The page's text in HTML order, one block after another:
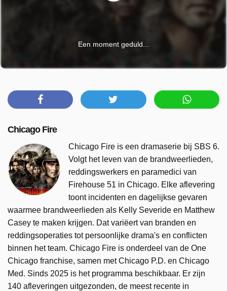
Een moment geduld...
Chicago Fire
Chicago Fire is een dramaserie bij SBS 6.
Volgt het leven van de brandweerlieden,
reddingswerkers en paramedici van
Firehouse 51 in Chicago. Elke aflevering
toont incidenten en dagelijkse gevaren
waarmee brandweerlieden als Kelly Severide en Matthew
Casey te maken krijgen. Dat variëert van branden en
reddingsoperaties tot persoonlijke drama's en conflicten
binnen het team. Chicago Fire is onderdeel van de One
Chicago franchise, samen met Chicago P.D. en Chicago
Med. Sinds 2025 is het programma beschikbaar. Er zijn
140 afleveringen uitgezonden, de meest recente in